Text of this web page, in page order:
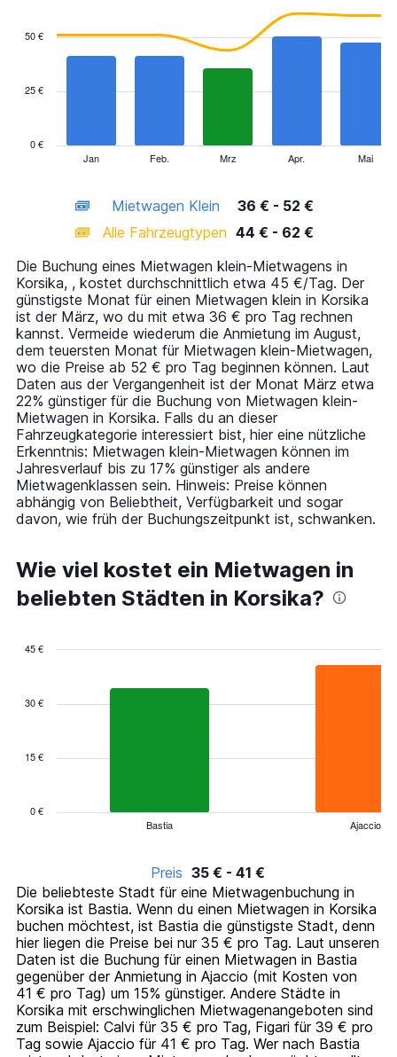
has
displaying
categories.
14
categories.
The
chart
has
1
Y
axis
displaying
values.
Range:
0
to
75.
Jan Feb. Mrz Apr. Mai
0 €
25 €
50 €
Mietwagen Klein
36 € - 52 €
Alle Fahrzeugtypen 44 € - 62 €
Die Buchung eines Mietwagen klein-Mietwagens in
Korsika, , kostet durchschnittlich etwa 45 €/Tag. Der
günstigste Monat für einen Mietwagen klein in Korsika
ist der März, wo du mit etwa 36 € pro Tag rechnen
kannst. Vermeide wiederum die Anmietung im August,
dem teuersten Monat für Mietwagen klein-Mietwagen,
wo die Preise ab 52 € pro Tag beginnen können. Laut
Daten aus der Vergangenheit ist der Monat März etwa
22% günstiger für die Buchung von Mietwagen klein-
Mietwagen in Korsika. Falls du an dieser
Fahrzeugkategorie interessiert bist, hier eine nützliche
Erkenntnis: Mietwagen klein-Mietwagen können im
Jahresverlauf bis zu 17% günstiger als andere
Mietwagenklassen sein. Hinweis: Preise können
abhängig von Beliebtheit, Verfügbarkeit und sogar
davon, wie früh der Buchungszeitpunkt ist, schwanken.
Wie viel kostet ein Mietwagen in
beliebten Städten in Korsika?
The
Range:
6
categories.
The
chart
has
1
Y
axis
displaying
Bastia Ajaccio
0 €
15 €
30 €
45 €
Preis 35 € - 41 €
Die beliebteste Stadt für eine Mietwagenbuchung in
Korsika ist Bastia. Wenn du einen Mietwagen in Korsika
buchen möchtest, ist Bastia die günstigste Stadt, denn
hier liegen die Preise bei nur 35 € pro Tag. Laut unseren
Daten ist die Buchung für einen Mietwagen in Bastia
gegenüber der Anmietung in Ajaccio (mit Kosten von
41 € pro Tag) um 15% günstiger. Andere Städte in
Korsika mit erschwinglichen Mietwagenangeboten sind
zum Beispiel: Calvi für 35 € pro Tag, Figari für 39 € pro
Tag sowie Ajaccio für 41 € pro Tag. Wer nach Bastia